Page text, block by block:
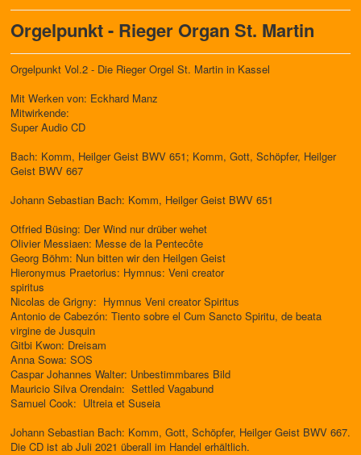
Orgelpunkt - Rieger Organ St. Martin
Orgelpunkt Vol.2 - Die Rieger Orgel St. Martin in Kassel
Mit Werken von: Eckhard Manz
Mitwirkende:
Super Audio CD
Bach: Komm, Heilger Geist BWV 651; Komm, Gott, Schöpfer, Heilger
Geist BWV 667
Johann Sebastian Bach: Komm, Heilger Geist BWV 651
Otfried Büsing: Der Wind nur drüber wehet
Olivier Messiaen: Messe de la Pentecôte
Georg Böhm: Nun bitten wir den Heilgen Geist
Hieronymus Praetorius: Hymnus: Veni creator
spiritus
Nicolas de Grigny: Hymnus Veni creator Spiritus
Antonio de Cabezón: Tiento sobre el Cum Sancto Spiritu, de beata
virgine de Jusquin
Gitbi Kwon: Dreisam
Anna Sowa: SOS
Caspar Johannes Walter: Unbestimmbares Bild
Mauricio Silva Orendain: Settled Vagabund
Samuel Cook: Ultreia et Suseia
Johann Sebastian Bach: Komm, Gott, Schöpfer, Heilger Geist BWV 667.
Die CD ist ab Juli 2021 überall im Handel erhältlich.